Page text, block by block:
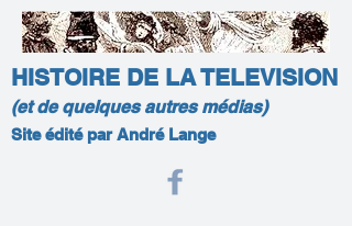
HISTOIRE DE LA TELEVISION
(et de quelques autres médias)
Site édité par André Lange